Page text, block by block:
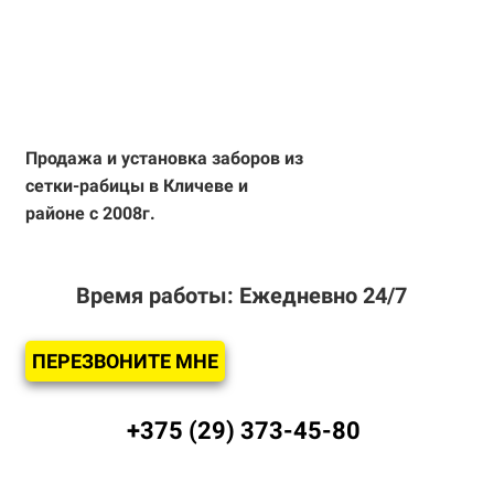
Продажа и установка заборов из
сетки-рабицы в Кличеве и
районе с 2008г.
Время работы: Ежедневно 24/7
ПЕРЕЗВОНИТЕ МНЕ
+375 (29) 373-45-80